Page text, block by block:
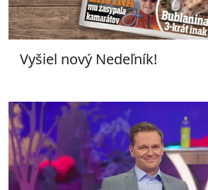
Vyšiel nový Nedeľník!